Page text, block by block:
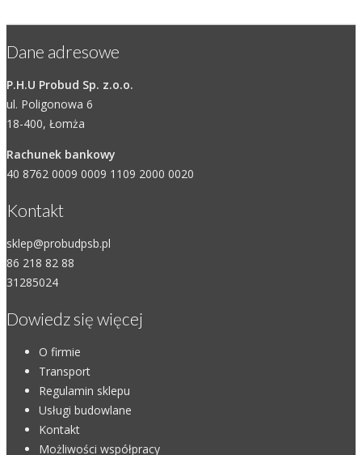
Dane adresowe
P.H.U Probud Sp. z.o.o.
ul. Poligonowa 6
18-400, Łomża
Rachunek bankowy
40 8762 0009 0009 1109 2000 0020
Kontakt
sklep@probudpsb.pl
86 218 82 88
31285024
Dowiedz się więcej
O firmie
Transport
Regulamin sklepu
Usługi budowlane
Kontakt
Możliwości współpracy